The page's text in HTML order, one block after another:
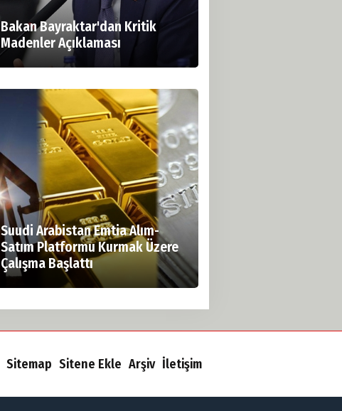
Bakan Bayraktar'dan Kritik
Madenler Açıklaması
Suudi Arabistan Emtia Alım-
Satım Platformu Kurmak Üzere
Çalışma Başlattı
Sitemap Sitene Ekle Arşiv İletişim